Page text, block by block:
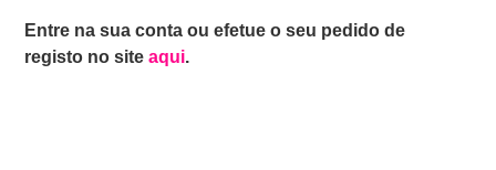
Entre na sua conta ou efetue o seu pedido de
registo no siteaqui.